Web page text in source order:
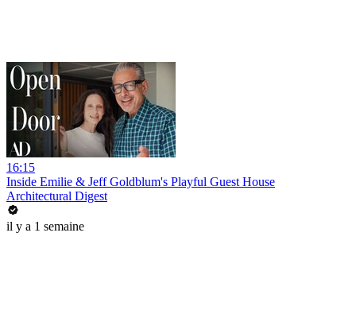
16:15
Inside Emilie & Jeff Goldblum's Playful Guest House
Architectural Digest
il y a 1 semaine